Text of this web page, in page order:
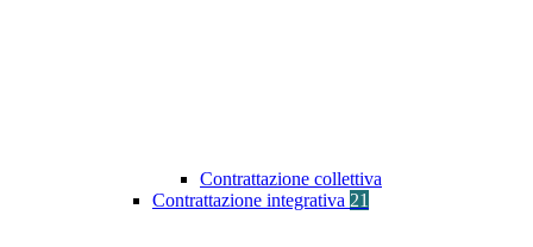
Contrattazione collettiva
Contrattazione integrativa 21